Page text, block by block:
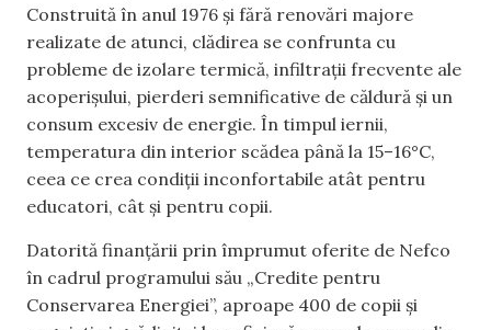
Construită în anul 1976 și fără renovări majore
realizate de atunci, clădirea se confrunta cu
probleme de izolare termică, infiltrații frecvente ale
acoperișului, pierderi semnificative de căldură și un
consum excesiv de energie. În timpul iernii,
temperatura din interior scădea până la 15–16°C,
ceea ce crea condiții inconfortabile atât pentru
educatori, cât și pentru copii.
Datorită finanțării prin împrumut oferite de Nefco
în cadrul programului său „Credite pentru
Conservarea Energiei”, aproape 400 de copii și